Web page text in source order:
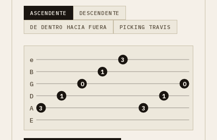
ASCENDENTE DESCENDENTE
DE DENTRO HACIA FUERA PICKING TRAVIS
e
B
G
D
A
E
3
1
0
1
3
3
1
0